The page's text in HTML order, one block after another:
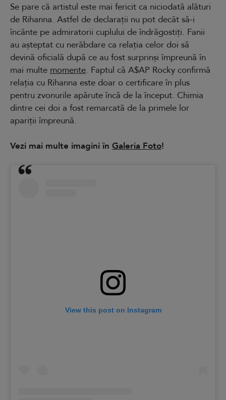
Se pare că artistul este mai fericit ca niciodată alături
de Rihanna. Astfel de declarații nu pot decât să-i
încânte pe admiratorii cuplului de îndrăgostiți. Fanii
au așteptat cu nerăbdare ca relația celor doi să
devină oficială după ce au fost surprinși împreună în
mai multe momente. Faptul că A$AP Rocky confirmă
relația cu Rihanna este doar o certificare în plus
pentru zvonurile apărute încă de la început. Chimia
dintre cei doi a fost remarcată de la primele lor
apariții împreună.
Vezi mai multe imagini în Galeria Foto!
View this post on Instagram